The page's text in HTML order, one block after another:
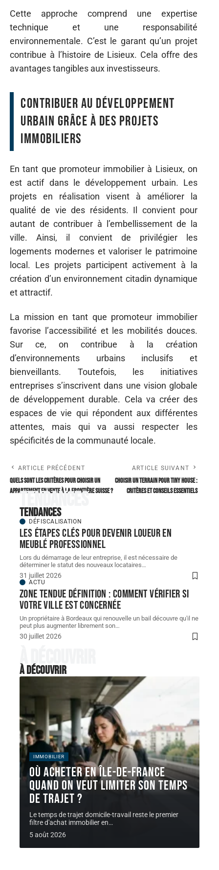
Cette approche comprend une expertise
technique et une responsabilité
environnementale. C’est le garant qu’un projet
contribue à l’histoire de Lisieux. Cela offre des
avantages tangibles aux investisseurs.
Contribuer au développement
urbain grâce à des projets
immobiliers
En tant que promoteur immobilier à Lisieux, on
est actif dans le développement urbain. Les
projets en réalisation visent à améliorer la
qualité de vie des résidents. Il convient pour
autant de contribuer à l’embellissement de la
ville. Ainsi, il convient de privilégier les
logements modernes et valoriser le patrimoine
local. Les projets participent activement à la
création d’un environnement citadin dynamique
et attractif.
La mission en tant que promoteur immobilier
favorise l’accessibilité et les mobilités douces.
Sur ce, on contribue à la création
d’environnements urbains inclusifs et
bienveillants. Toutefois, les initiatives
entreprises s’inscrivent dans une vision globale
de développement durable. Cela va créer des
espaces de vie qui répondent aux différentes
attentes, mais qui va aussi respecter les
spécificités de la communauté locale.
ARTICLE PRÉCÉDENT
Quels sont les critères pour choisir un
appartement en vente à la frontière Suisse ?
ARTICLE SUIVANT
Choisir un terrain pour tiny house :
critères et conseils essentiels
Tendances
Tendances
DÉFISCALISATION
Les étapes clés pour devenir loueur en
meublé professionnel
Lors du démarrage de leur entreprise, il est nécessaire de
déterminer le statut des nouveaux locataires…
31 juillet 2026
ACTU
Zone tendue définition : comment vérifier si
votre ville est concernée
Un propriétaire à Bordeaux qui renouvelle un bail découvre qu'il ne
peut plus augmenter librement son…
30 juillet 2026
À découvrir
À découvrir
IMMOBILIER
Où acheter en Île-de-France
quand on veut limiter son temps
de trajet ?
Le temps de trajet domicile-travail reste le premier
filtre d'achat immobilier en…
5 août 2026